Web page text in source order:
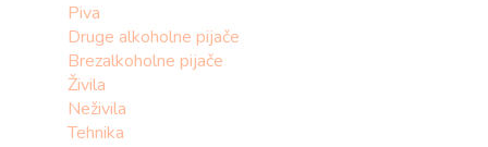
Piva
Druge alkoholne pijače
Brezalkoholne pijače
Živila
Neživila
Tehnika